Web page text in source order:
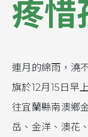
疼惜
連月的綿雨，澆
旗於12月15日早
往宜蘭縣南澳鄉
岳、金洋、澳花